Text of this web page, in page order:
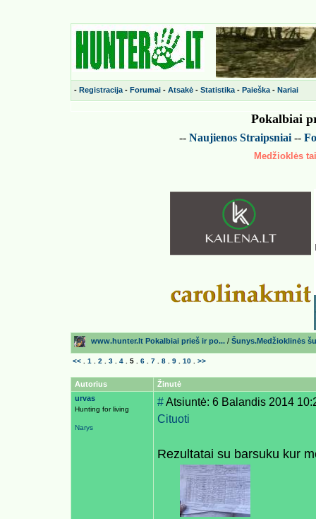
- Registracija - Forumai - Atsakė - Statistika - Paieška - Nariai
Pokalbiai
-- Naujienos Straipsniai --
Medžioklės
www.hunter.lt Pokalbiai prieš ir po... / Šunys.Medžioklinės
<< 1 2 3 4 5 6 7 8 9 10 >>
Autorius
Žinutė
urvas
Hunting for living
Narys
#Atsiuntė: 6 Balandis 2014
Cituoti
Rezultatai su barsuku kur